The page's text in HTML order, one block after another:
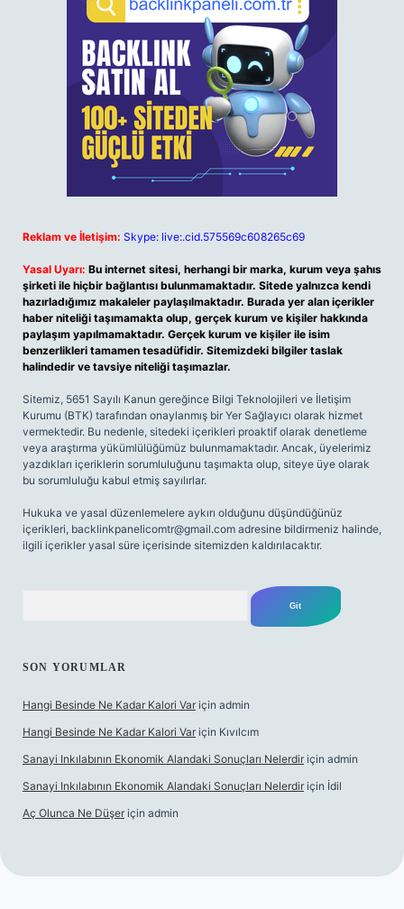
Reklam ve İletişim: Skype: live:.cid.575569c608265c69
Yasal Uyarı: Bu internet sitesi, herhangi bir marka, kurum veya şahıs
şirketi ile hiçbir bağlantısı bulunmamaktadır. Sitede yalnızca kendi
hazırladığımız makaleler paylaşılmaktadır. Burada yer alan içerikler
haber niteliği taşımamakta olup, gerçek kurum ve kişiler hakkında
paylaşım yapılmamaktadır. Gerçek kurum ve kişiler ile isim
benzerlikleri tamamen tesadüfidir. Sitemizdeki bilgiler taslak
halindedir ve tavsiye niteliği taşımazlar.
Sitemiz, 5651 Sayılı Kanun gereğince Bilgi Teknolojileri ve İletişim
Kurumu (BTK) tarafından onaylanmış bir Yer Sağlayıcı olarak hizmet
vermektedir. Bu nedenle, sitedeki içerikleri proaktif olarak denetleme
veya araştırma yükümlülüğümüz bulunmamaktadır. Ancak, üyelerimiz
yazdıkları içeriklerin sorumluluğunu taşımakta olup, siteye üye olarak
bu sorumluluğu kabul etmiş sayılırlar.
Hukuka ve yasal düzenlemelere aykırı olduğunu düşündüğünüz
içerikleri, backlinkpanelicomtr@gmail.com adresine bildirmeniz halinde,
ilgili içerikler yasal süre içerisinde sitemizden kaldırılacaktır.
SON YORUMLAR
Hangi Besinde Ne Kadar Kalori Var için admin
Hangi Besinde Ne Kadar Kalori Var için Kıvılcım
Sanayi Inkılabının Ekonomik Alandaki Sonuçları Nelerdir için admin
Sanayi Inkılabının Ekonomik Alandaki Sonuçları Nelerdir için İdil
Aç Olunca Ne Düşer için admin